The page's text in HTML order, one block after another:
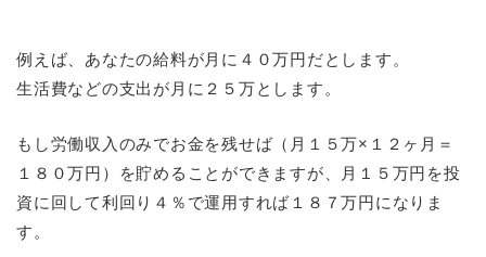
例えば、あなたの給料が月に４０万円だとします。
生活費などの支出が月に２５万とします。
もし労働収入のみでお金を残せば（月１５万×１２ヶ月＝
１８０万円）を貯めることができますが、月１５万円を投
資に回して利回り４％で運用すれば１８７万円になりま
す。